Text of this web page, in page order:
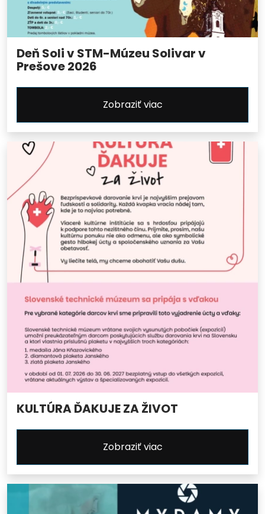
Deň Soli v STM-Múzeu Solivar v
Prešove 2026
Zobraziť viac
KULTÚRA ĎAKUJE ZA ŽIVOT
Zobraziť viac